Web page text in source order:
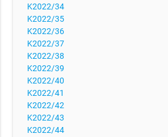
K2022/34
K2022/35
K2022/36
K2022/37
K2022/38
K2022/39
K2022/40
K2022/41
K2022/42
K2022/43
K2022/44